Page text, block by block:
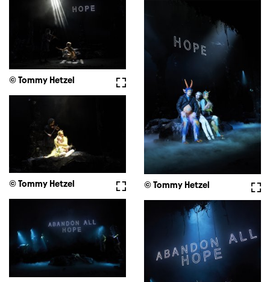
Fullscreen
© Tommy Hetzel
© Tommy Hetzel
Fullscreen
© Tommy Hetzel